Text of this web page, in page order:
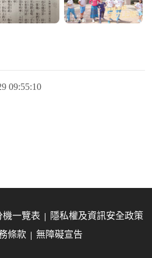
09:55:10
機一覽表
隱私權及資訊安全政策
條款
無障礙宣告